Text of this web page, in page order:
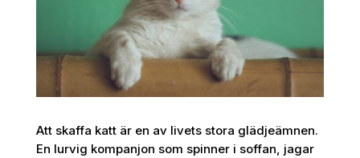
Att skaffa katt är en av livets stora glädjeämnen.
En lurvig kompanjon som spinner i soffan, jagar